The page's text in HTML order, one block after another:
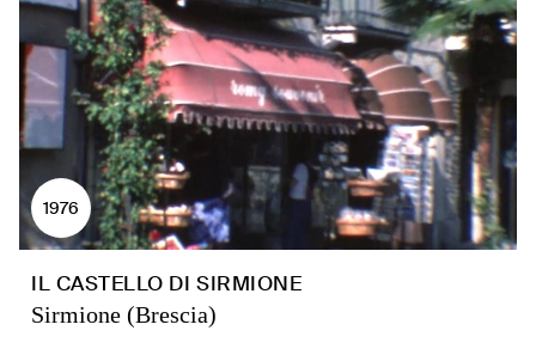
1976
IL CASTELLO DI SIRMIONE
Sirmione (Brescia)